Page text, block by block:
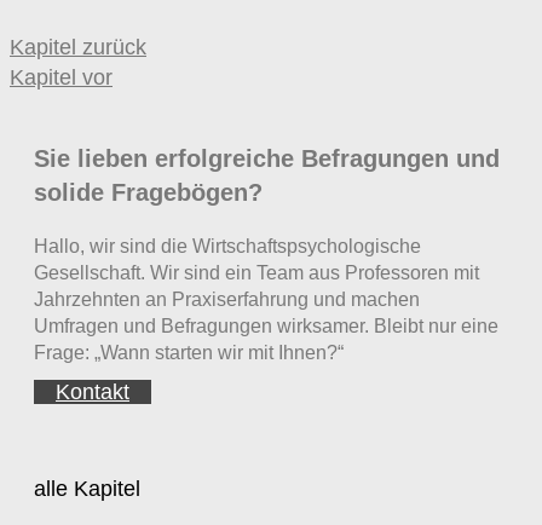
Kapitel zurück
Kapitel vor
Sie lieben erfolgreiche Befragungen und
solide Fragebögen?
Hallo, wir sind die Wirtschaftspsychologische
Gesellschaft. Wir sind ein Team aus Professoren mit
Jahrzehnten an Praxiserfahrung und machen
Umfragen und Befragungen wirksamer. Bleibt nur eine
Frage: „Wann starten wir mit Ihnen?“
Kontakt
alle Kapitel